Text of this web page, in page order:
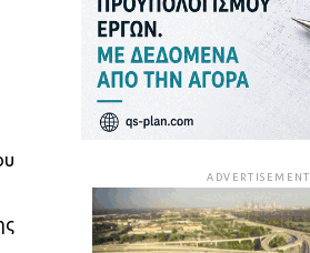
ADVERTISEMENT